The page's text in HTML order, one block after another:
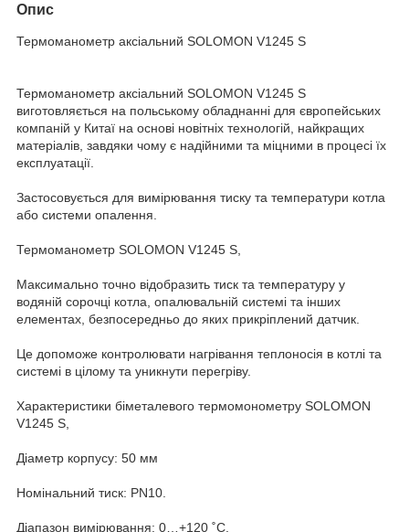
Опис
Термоманометр аксіальний SOLOMON V1245 S
Термоманометр аксіальний SOLOMON V1245 S
виготовляється на польському обладнанні для європейських
компаній у Китаї на основі новітніх технологій, найкращих
матеріалів, завдяки чому є надійними та міцними в процесі їх
експлуатації.
Застосовується для вимірювання тиску та температури котла
або системи опалення.
Термоманометр SOLOMON V1245 S,
Максимально точно відобразить тиск та температуру у
водяній сорочці котла, опалювальній системі та інших
елементах, безпосередньо до яких прикріплений датчик.
Це допоможе контролювати нагрівання теплоносія в котлі та
системі в цілому та уникнути перегріву.
Характеристики біметалевого термомонометру SOLOMON
V1245 S,
Діаметр корпусу: 50 мм
Номінальний тиск: PN10.
Діапазон вимірювання: 0…+120 ˚С.